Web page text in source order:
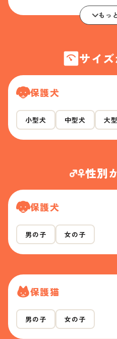
もっ
サイ
保護犬
小型犬 中型犬 大
性別
保護犬
男の子 女の子
保護猫
男の子 女の子